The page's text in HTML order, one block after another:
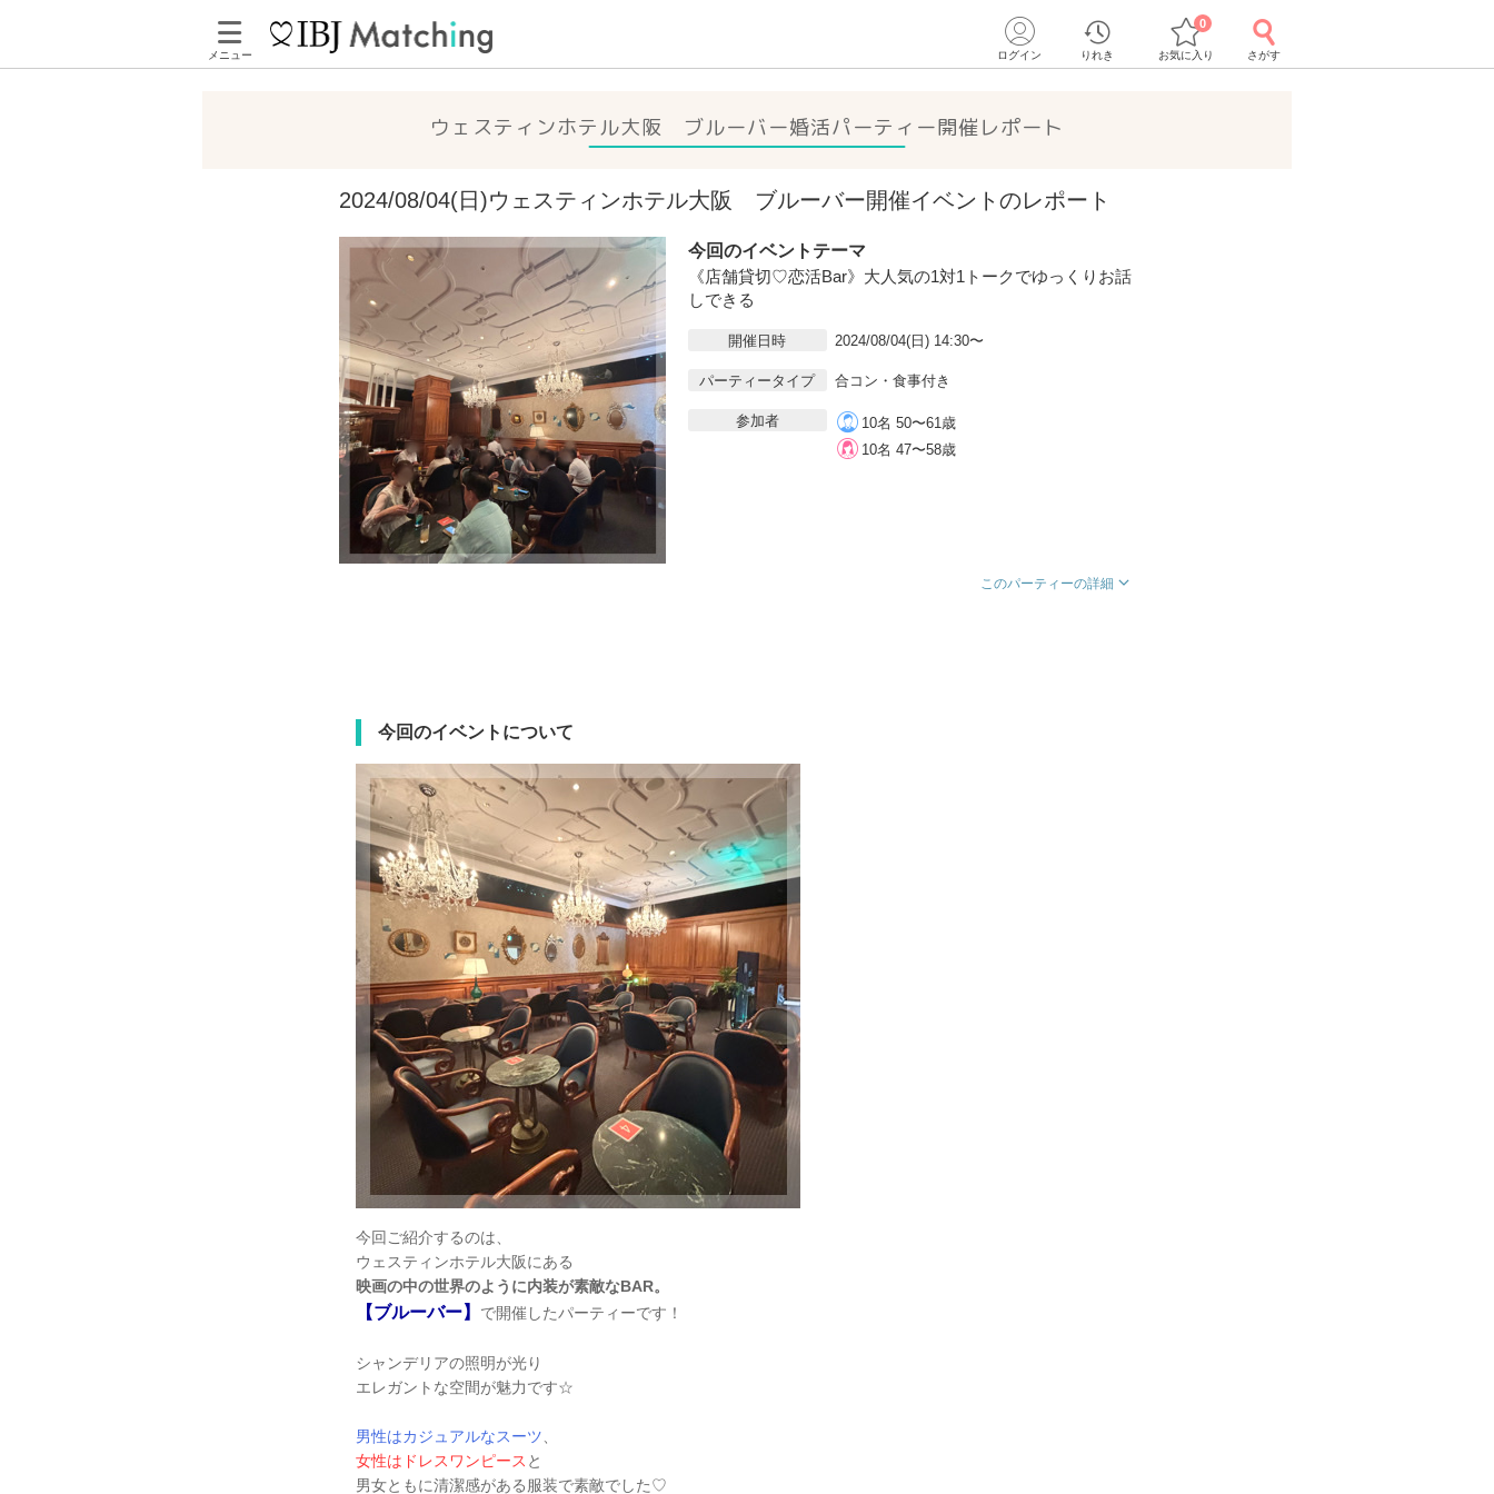
メニュー ログイン りれき お気に入り
0
さがす
ウェスティンホテル大阪 ブルーバー婚活パーティー開催レポート
2024/08/04(日)ウェスティンホテル大阪 ブルーバー開催イベントのレポート
今回のイベントテーマ
《店舗貸切♡恋活Bar》大人気の1対1トークでゆっくりお話
しできる
開催日時 2024/08/04(日) 14:30〜
パーティータイプ 合コン・食事付き
参加者
10名 50〜61歳
10名 47〜58歳
このパーティーの詳細
今回のイベントについて
今回ご紹介するのは、
ウェスティンホテル大阪にある
映画の中の世界のように内装が素敵なBAR。
【ブルーバー】 で開催したパーティーです！
シャンデリアの照明が光り
エレガントな空間が魅力です☆
男性はカジュアルなスーツ
女性はドレスワンピース と
男女ともに清潔感がある服装で素敵でした♡